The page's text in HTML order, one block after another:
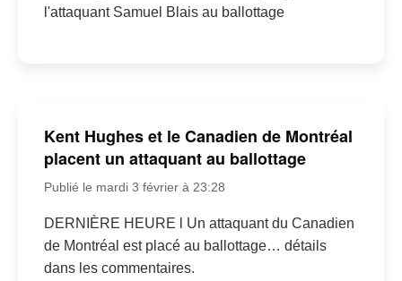
l'attaquant Samuel Blais au ballottage
Kent Hughes et le Canadien de Montréal
placent un attaquant au ballottage
Publié le mardi 3 février à 23:28
DERNIÈRE HEURE l Un attaquant du Canadien
de Montréal est placé au ballottage… détails
dans les commentaires.